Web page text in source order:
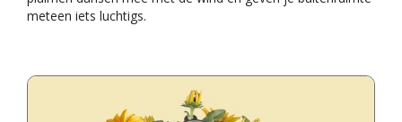
meteen iets luchtigs.